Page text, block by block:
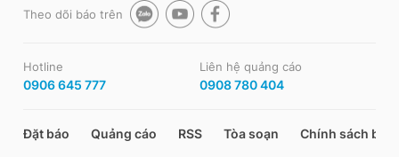
Theo dõi báo trên
Hotline
0906 645 777
Liên hệ quảng cáo
0908 780 404
Đặt báo Quảng cáo RSS Tòa soạn Chính sách bảo